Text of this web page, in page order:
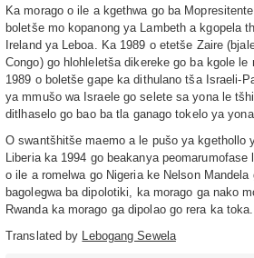
Ka morago o ile a kgethwa go ba
boletše mo kopanong ya Lambeth a kgopela
Ireland ya Leboa. Ka 1989 o etetše Zaire
Congo) go hlohleletša dikereke go ba kgole
1989 o boletše gape ka dithulano tša Israeli-
ya mmušo wa Israele go selete sa yona le
ditlhaselo go bao ba tla ganago tokelo ya
O swantšhitše maemo a le pušo ya kgethollo
Liberia ka 1994 go beakanya
o ile a romelwa go Nigeria ke Nelson
bagolegwa ba dipolotiki, ka morago ga nako
Rwanda ka morago ga dipolao go rera ka toka.
Translated by Lebogang Sewela